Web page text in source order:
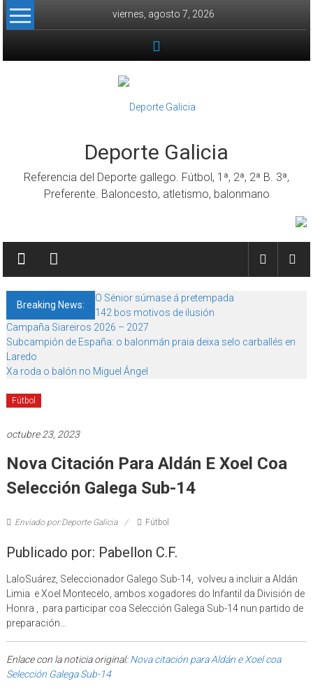
Skip to content
viernes, agosto 7, 2026
Deporte Galicia
Referencia del Deporte gallego. Fútbol, 1ª, 2ª, 2ª B. 3ª,
Preferente. Baloncesto, atletismo, balonmano
Breaking News:
O Sénior súmase á pretempada
142 bos motivos de ilusión
Campaña Siareiros 2026 – 2027
Subcampión de España: o balonmán praia deixa selo carballés en
Laredo
Xa roda o balón no Miguel Ángel
Fútbol
octubre 23, 2023
Nova Citación Para Aldán E Xoel Coa
Selección Galega Sub-14
Enviado por:Deporte Galicia Fútbol
Publicado por: Pabellon C.F.
LaloSuárez, Seleccionador Galego Sub-14, volveu a incluir a Aldán
Limia e Xoel Montecelo, ambos xogadores do Infantil da División de
Honra , para participar coa Selección Galega Sub-14 nun partido de
preparación…
Enlace con la noticia original:Nova citación para Aldán e Xoel coa
Selección Galega Sub-14